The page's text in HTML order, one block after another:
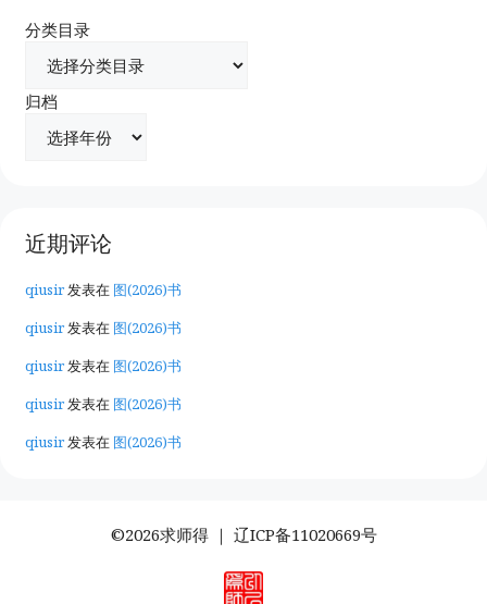
分类目录
归档
近期评论
qiusir发表在 图(2026)书
qiusir发表在 图(2026)书
qiusir发表在 图(2026)书
qiusir发表在 图(2026)书
qiusir发表在 图(2026)书
©2026求师得 ｜ 辽ICP备11020669号